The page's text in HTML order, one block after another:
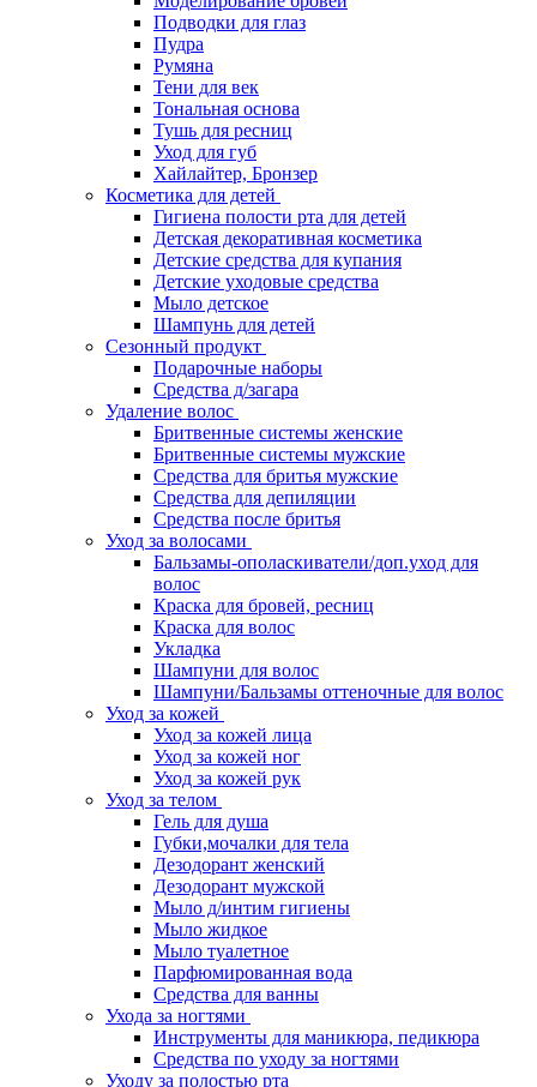
Подводки для глаз
Пудра
Румяна
Тени для век
Тональная основа
Тушь для ресниц
Уход для губ
Хайлайтер, Бронзер
Косметика для детей
Гигиена полости рта для детей
Детская декоративная косметика
Детские средства для купания
Детские уходовые средства
Мыло детское
Шампунь для детей
Сезонный продукт
Подарочные наборы
Средства д/загара
Удаление волос
Бритвенные системы женские
Бритвенные системы мужские
Средства для бритья мужские
Средства для депиляции
Средства после бритья
Уход за волосами
Бальзамы-ополаскиватели/доп.уход для
волос
Краска для бровей, ресниц
Краска для волос
Укладка
Шампуни для волос
Шампуни/Бальзамы оттеночные для волос
Уход за кожей
Уход за кожей лица
Уход за кожей ног
Уход за кожей рук
Уход за телом
Гель для душа
Губки,мочалки для тела
Дезодорант женский
Дезодорант мужской
Мыло д/интим гигиены
Мыло жидкое
Мыло туалетное
Парфюмированная вода
Средства для ванны
Ухода за ногтями
Инструменты для маникюра, педикюра
Средства по уходу за ногтями
Уходу за полостью рта